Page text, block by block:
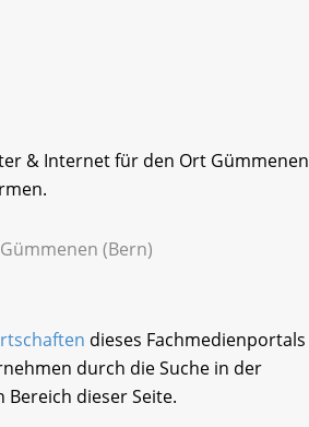
& Internet für den Ort Gümmenen
(Bern)
dieses Fachmedienportals
durch die Suche in der
dieser Seite.